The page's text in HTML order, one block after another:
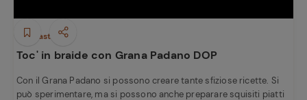
Antipasti
Toc' in braide con Grana Padano DOP
Con il Grana Padano si possono creare tante sfiziose ricette. Si
può sperimentare, ma si possono anche preparare squisiti piatti